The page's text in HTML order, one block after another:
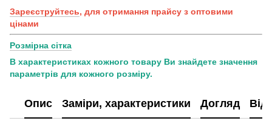
Зареєструйтесь, для отримання прайсу з оптовими
цінами
Розмірна сітка
В характеристиках кожного товару Ви знайдете значення
параметрів для кожного розміру.
Опис Заміри, характеристики Догляд